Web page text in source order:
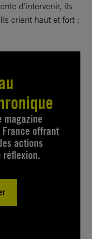
d’intervenir, ils
crient haut et fort :
magazine
France offrant
actions
réflexion.